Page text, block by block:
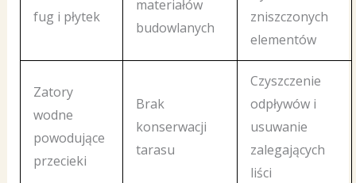
fug i płytek
materiałów
budowlanych
zniszczonych
elementów
Zatory
wodne
powodujące
przecieki
Brak
konserwacji
tarasu
Czyszczenie
odpływów i
usuwanie
zalegających
liści